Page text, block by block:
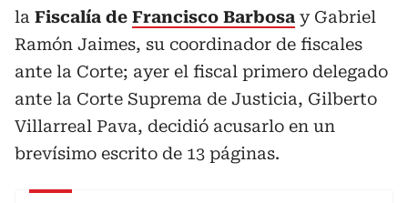
la Fiscalía de Francisco Barbosa y Gabriel
Ramón Jaimes, su coordinador de fiscales
ante la Corte; ayer el fiscal primero delegado
ante la Corte Suprema de Justicia, Gilberto
Villarreal Pava, decidió acusarlo en un
brevísimo escrito de 13 páginas.